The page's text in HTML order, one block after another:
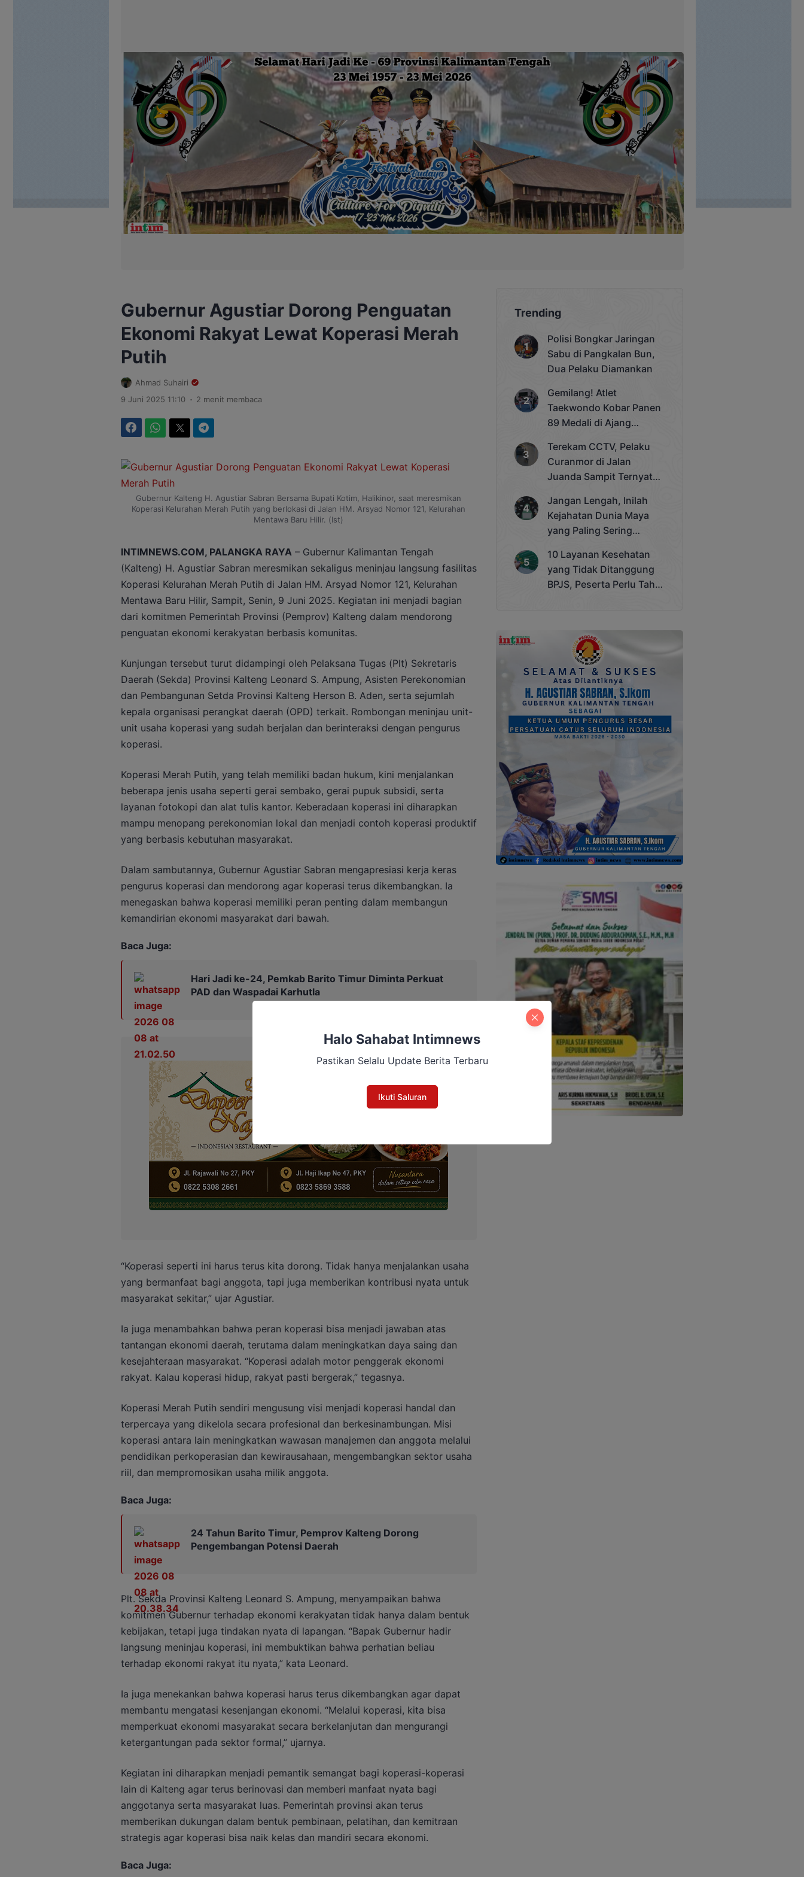
Gubernur Agustiar Dorong Penguatan
Ekonomi Rakyat Lewat Koperasi Merah
Putih
Ahmad Suhairi
9 Juni 2025 11:10 . 2 menit membaca
Gubernur Kalteng H. Agustiar Sabran Bersama Bupati Kotim, Halikinor, saat meresmikan
Koperasi Kelurahan Merah Putih yang berlokasi di Jalan HM. Arsyad Nomor 121, Kelurahan
Mentawa Baru Hilir. (Ist)
INTIMNEWS.COM, PALANGKA RAYA – Gubernur Kalimantan Tengah
(Kalteng) H. Agustiar Sabran meresmikan sekaligus meninjau langsung fasilitas
Koperasi Kelurahan Merah Putih di Jalan HM. Arsyad Nomor 121, Kelurahan
Mentawa Baru Hilir, Sampit, Senin, 9 Juni 2025. Kegiatan ini menjadi bagian
dari komitmen Pemerintah Provinsi (Pemprov) Kalteng dalam mendorong
penguatan ekonomi kerakyatan berbasis komunitas.
Kunjungan tersebut turut didampingi oleh Pelaksana Tugas (Plt) Sekretaris
Daerah (Sekda) Provinsi Kalteng Leonard S. Ampung, Asisten Perekonomian
dan Pembangunan Setda Provinsi Kalteng Herson B. Aden, serta sejumlah
kepala organisasi perangkat daerah (OPD) terkait. Rombongan meninjau unit-
unit usaha koperasi yang sudah berjalan dan berinteraksi dengan pengurus
koperasi.
Koperasi Merah Putih, yang telah memiliki badan hukum, kini menjalankan
beberapa jenis usaha seperti gerai sembako, gerai pupuk subsidi, serta
layanan fotokopi dan alat tulis kantor. Keberadaan koperasi ini diharapkan
mampu menopang perekonomian lokal dan menjadi contoh koperasi produktif
yang berbasis kebutuhan masyarakat.
Dalam sambutannya, Gubernur Agustiar Sabran mengapresiasi kerja keras
pengurus koperasi dan mendorong agar koperasi terus dikembangkan. Ia
menegaskan bahwa koperasi memiliki peran penting dalam membangun
kemandirian ekonomi masyarakat dari bawah.
Baca Juga:
Hari Jadi ke-24, Pemkab Barito Timur Diminta Perkuat
PAD dan Waspadai Karhutla
“Koperasi seperti ini harus terus kita dorong. Tidak hanya menjalankan usaha
yang bermanfaat bagi anggota, tapi juga memberikan kontribusi nyata untuk
masyarakat sekitar,” ujar Agustiar.
Ia juga menambahkan bahwa peran koperasi bisa menjadi jawaban atas
tantangan ekonomi daerah, terutama dalam meningkatkan daya saing dan
kesejahteraan masyarakat. “Koperasi adalah motor penggerak ekonomi
rakyat. Kalau koperasi hidup, rakyat pasti bergerak,” tegasnya.
Koperasi Merah Putih sendiri mengusung visi menjadi koperasi handal dan
terpercaya yang dikelola secara profesional dan berkesinambungan. Misi
koperasi antara lain meningkatkan wawasan manajemen dan anggota melalui
pendidikan perkoperasian dan kewirausahaan, mengembangkan sektor usaha
riil, dan mempromosikan usaha milik anggota.
Baca Juga:
24 Tahun Barito Timur, Pemprov Kalteng Dorong
Pengembangan Potensi Daerah
Plt. Sekda Provinsi Kalteng Leonard S. Ampung, menyampaikan bahwa
komitmen Gubernur terhadap ekonomi kerakyatan tidak hanya dalam bentuk
kebijakan, tetapi juga tindakan nyata di lapangan. “Bapak Gubernur hadir
langsung meninjau koperasi, ini membuktikan bahwa perhatian beliau
terhadap ekonomi rakyat itu nyata,” kata Leonard.
Ia juga menekankan bahwa koperasi harus terus dikembangkan agar dapat
membantu mengatasi kesenjangan ekonomi. “Melalui koperasi, kita bisa
memperkuat ekonomi masyarakat secara berkelanjutan dan mengurangi
ketergantungan pada sektor formal,” ujarnya.
Kegiatan ini diharapkan menjadi pemantik semangat bagi koperasi-koperasi
lain di Kalteng agar terus berinovasi dan memberi manfaat nyata bagi
anggotanya serta masyarakat luas. Pemerintah provinsi akan terus
memberikan dukungan dalam bentuk pembinaan, pelatihan, dan kemitraan
strategis agar koperasi bisa naik kelas dan mandiri secara ekonomi.
Baca Juga:
Trending
Polisi Bongkar Jaringan
Sabu di Pangkalan Bun,
Dua Pelaku Diamankan
Gemilang! Atlet
Taekwondo Kobar Panen
89 Medali di Ajang
Cup 2025
Terekam CCTV, Pelaku
Curanmor di Jalan
Juanda Sampit Ternyata
Jangan Lengah, Inilah
Kejahatan Dunia Maya
yang Paling Sering
10 Layanan Kesehatan
yang Tidak Ditanggung
BPJS, Peserta Perlu Tahu
Halo Sahabat Intimnews
Pastikan Selalu Update Berita Terbaru
Ikuti Saluran